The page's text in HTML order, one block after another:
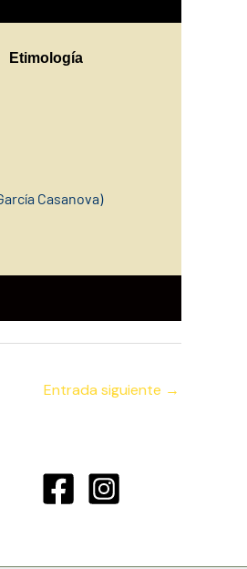
Etimología
Casanova)
Entrada siguiente →